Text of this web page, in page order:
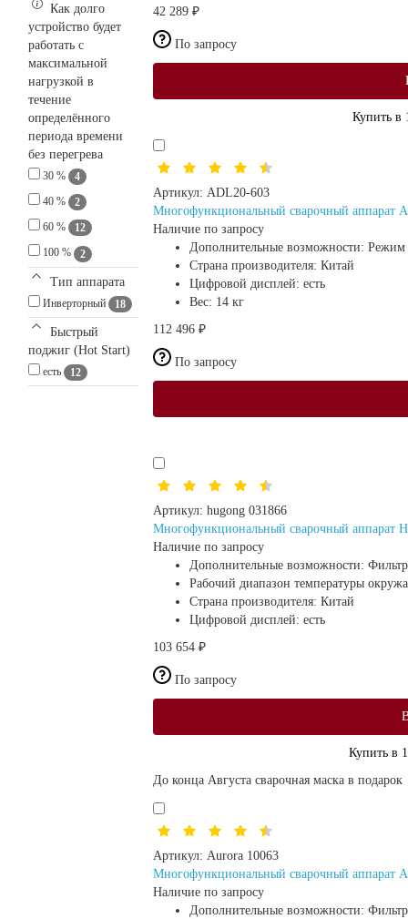
Как долго
устройство будет
работать с
максимальной
нагрузкой в
течение
определённого
периода времени
без перегрева
30 %
4
40 %
2
60 %
12
100 %
2
Тип аппарата
Инверторный 18
Быстрый
поджиг (Hot Start)
есть 12
42 289 ₽
По запросу
Купить в
Артикул: ADL20-603
Многофункциональный сварочный
Наличие по запросу
Дополнительные возможности: Режим
Страна производителя: Китай
Цифровой дисплей: есть
Вес: 14 кг
112 496 ₽
По запросу
Артикул: hugong 031866
Многофункциональный сварочный аппарат
Наличие по запросу
Дополнительные возможности:
Рабочий диапазон температуры
Страна производителя: Китай
Цифровой дисплей: есть
103 654 ₽
По запросу
Купить в
До конца Августа сварочная маска в подарок
Артикул: Aurora 10063
Многофункциональный сварочный аппарат
Наличие по запросу
Дополнительные возможности: